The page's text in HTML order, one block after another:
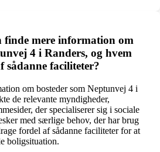
mere information om
4 i Randers, og hvem
sådanne faciliteter?
om bosteder som Neptunvej 4 i
de relevante myndigheder,
der specialiserer sig i sociale
med særlige behov, der har brug
fordel af sådanne faciliteter for at
boligsituation.